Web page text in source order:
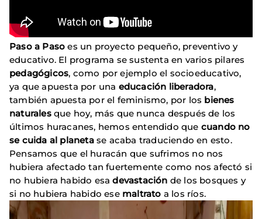
Paso a Paso es un proyecto pequeño, preventivo y
educativo. El programa se sustenta en varios pilares
pedagógicos, como por ejemplo el socioeducativo,
ya que apuesta por una educación liberadora,
también apuesta por el feminismo, por los bienes
naturalesque hoy, más que nunca después de los
últimos huracanes, hemos entendido que cuando no
se cuida al planetase acaba traduciendo en esto.
Pensamos que el huracán que sufrimos no nos
hubiera afectado tan fuertemente como nos afectó si
no hubiera habido esadevastación de los bosques y
si no hubiera habido ese maltrato a los ríos.